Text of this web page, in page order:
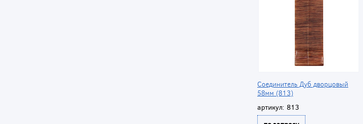
Соединитель Дуб дворцовый
58мм (813)
артикул: 813